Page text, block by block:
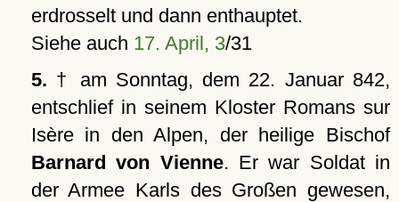
erdrosselt und dann enthauptet.
Siehe auch 17. April, 3/31
5. † am Sonntag, dem 22. Januar 842,
entschlief in seinem Kloster Romans sur
Isère in den Alpen, der heilige Bischof
Barnard von Vienne. Er war Soldat in
der Armee Karls des Großen gewesen,